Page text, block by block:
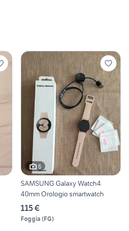
6
SAMSUNG Galaxy Watch4
40mm Orologio smartwatch
115 €
Foggia (FG)